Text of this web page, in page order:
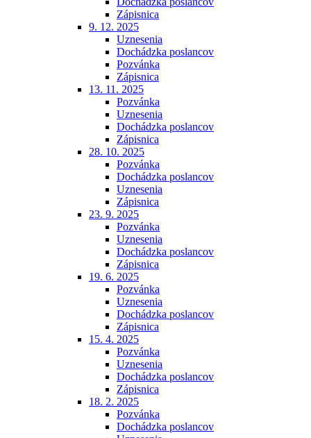
Zápisnica
9. 12. 2025
Uznesenia
Dochádzka poslancov
Pozvánka
Zápisnica
13. 11. 2025
Pozvánka
Uznesenia
Dochádzka poslancov
Zápisnica
28. 10. 2025
Pozvánka
Dochádzka poslancov
Uznesenia
Zápisnica
23. 9. 2025
Pozvánka
Uznesenia
Dochádzka poslancov
Zápisnica
19. 6. 2025
Pozvánka
Uznesenia
Dochádzka poslancov
Zápisnica
15. 4. 2025
Pozvánka
Uznesenia
Dochádzka poslancov
Zápisnica
18. 2. 2025
Pozvánka
Dochádzka poslancov